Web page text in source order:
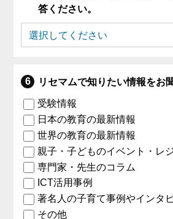
答ください。
リセマムで知りたい情報をお
受験情報
日本の教育の最新情報
世界の教育の最新情報
親子・子どものイベント・レ
専門家・先生のコラム
ICT活用事例
著名人の子育て事例やインタ
その他